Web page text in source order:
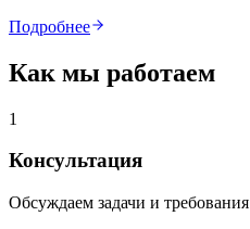
Подробнее
Как мы работаем
1
Консультация
Обсуждаем задачи и требования